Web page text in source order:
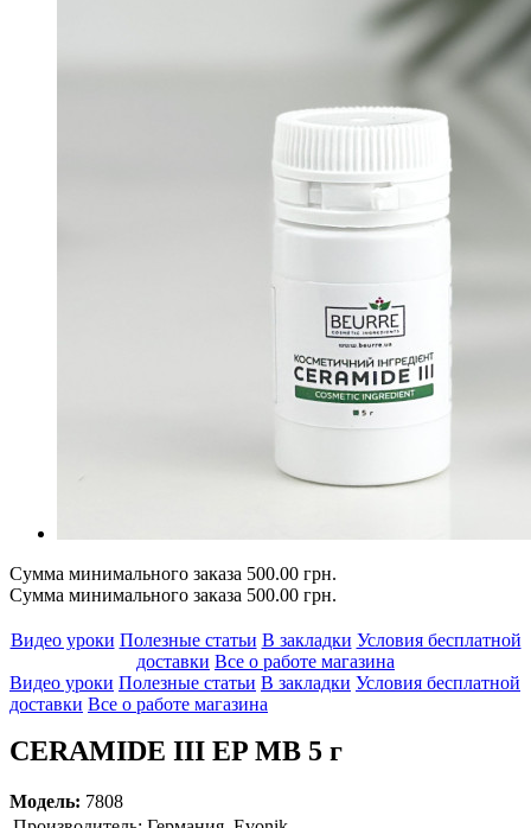
Сумма минимального заказа 500.00 грн.
Сумма минимального заказа 500.00 грн.
Видео уроки Полезные статьи В закладки Условия бесплатной
доставки Все о работе магазина
Видео уроки Полезные статьи В закладки Условия бесплатной
доставки Все о работе магазина
CERAMIDE III EP MB 5 г
Модель: 7808